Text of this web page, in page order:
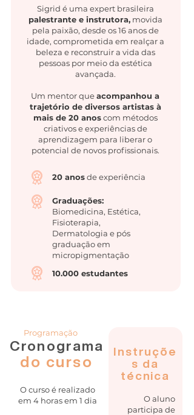
Treinamento VIP
do curso
Cronograma
Instruçõe
s da
técnica
O aluno
participa de
O curso é realizado
em 4 horas em 1 dia
Programação
Sigrid é uma expert brasileira
palestrante e instrutora,movida
pela paixão, desde os 16 anos de
idade, comprometida em realçar a
beleza e reconstruir a vida das
pessoas por meio da estética
avançada.
Um mentor queacompanhou a
trajetório de diversos artistas à
mais de 20 anoscom métodos
criativos e experiências de
aprendizagem para liberar o
potencial de novos profissionais.
20 anosde experiência
Graduações:
Biomedicina, Estética,
Fisioterapia,
Dermatologia e pós
graduação em
micropigmentação
10.000 estudantes